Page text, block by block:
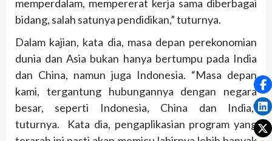
memperdalam, mempererat kerja sama diberbagai
bidang, salah satunya pendidikan,” tuturnya.
Dalam kajian, kata dia, masa depan perekonomian
dunia dan Asia bukan hanya bertumpu pada India
dan China, namun juga Indonesia. “Masa depan
kami, tergantung hubungannya dengan negara
besar, seperti Indonesia, China dan India,”
tuturnya. Kata dia, pengaplikasian program yang